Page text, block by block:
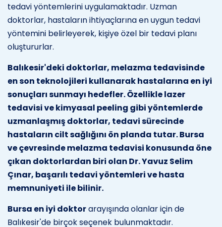
tedavi yöntemlerini uygulamaktadır. Uzman
doktorlar, hastaların ihtiyaçlarına en uygun tedavi
yöntemini belirleyerek, kişiye özel bir tedavi planı
oluştururlar.
Balıkesir'deki doktorlar, melazma tedavisinde
en son teknolojileri kullanarak hastalarına en iyi
sonuçları sunmayı hedefler. Özellikle lazer
tedavisi ve kimyasal peeling gibi yöntemlerde
uzmanlaşmış doktorlar, tedavi sürecinde
hastaların cilt sağlığını ön planda tutar. Bursa
ve çevresinde melazma tedavisi konusunda öne
çıkan doktorlardan biri olan Dr. Yavuz Selim
Çınar, başarılı tedavi yöntemleri ve hasta
memnuniyeti ile bilinir.
Bursa en iyi doktorarayışında olanlar için de
Balıkesir'de birçok seçenek bulunmaktadır.